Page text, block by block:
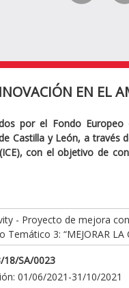
EN EL
por el Fondo
Castilla y León, a través
con el objetivo de
- Proyecto de mejora
Temático 3: “MEJORAR LA
18/SA/0023
01/06/2021-31/10/2021